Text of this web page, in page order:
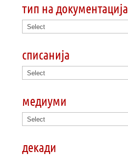
тип на документација
списанија
медиуми
декади